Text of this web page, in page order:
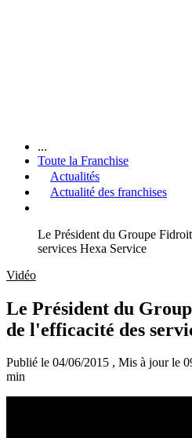
...
Toute la Franchise
Actualités
Actualité des franchises
Le Président du Groupe
services Hexa Service
Vidéo
Le Président du
de l'efficacité des
Publié le 04/06/2015 , Mis à jour le
min